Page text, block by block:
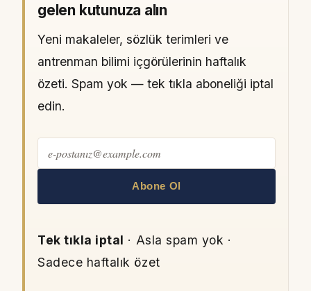
gelen kutunuza alın
Yeni makaleler, sözlük terimleri ve
antrenman bilimi içgörülerinin haftalık
özeti. Spam yok — tek tıkla aboneliği iptal
edin.
Abone Ol
Tek tıkla iptal · Asla spam yok ·
Sadece haftalık özet